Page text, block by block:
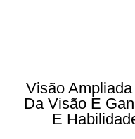
Visão
Da Visão E
E